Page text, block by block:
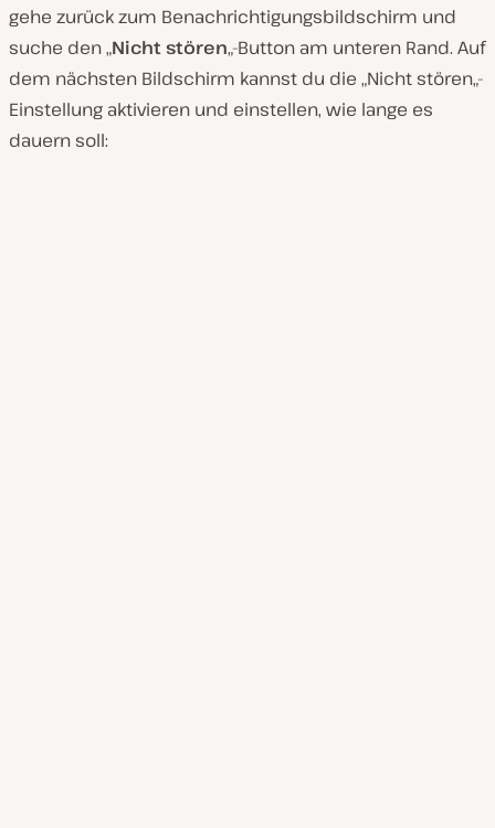
gehe zurück zum Benachrichtigungsbildschirm und
suche den „Nicht stören„-Button am unteren Rand. Auf
dem nächsten Bildschirm kannst du die „Nicht stören„-
Einstellung aktivieren und einstellen, wie lange es
dauern soll: